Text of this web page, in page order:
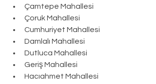
Çamtepe Mahallesi
Çoruk Mahallesi
Cumhuriyet Mahallesi
Damlalı Mahallesi
Dutluca Mahallesi
Geriş Mahallesi
Hacıahmet Mahallesi